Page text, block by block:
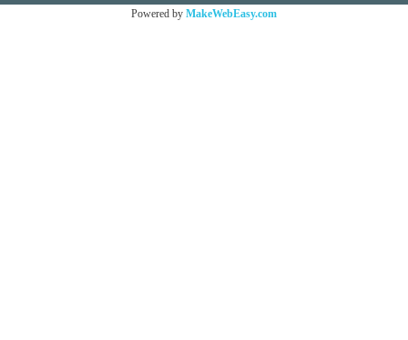
Powered by MakeWebEasy.com